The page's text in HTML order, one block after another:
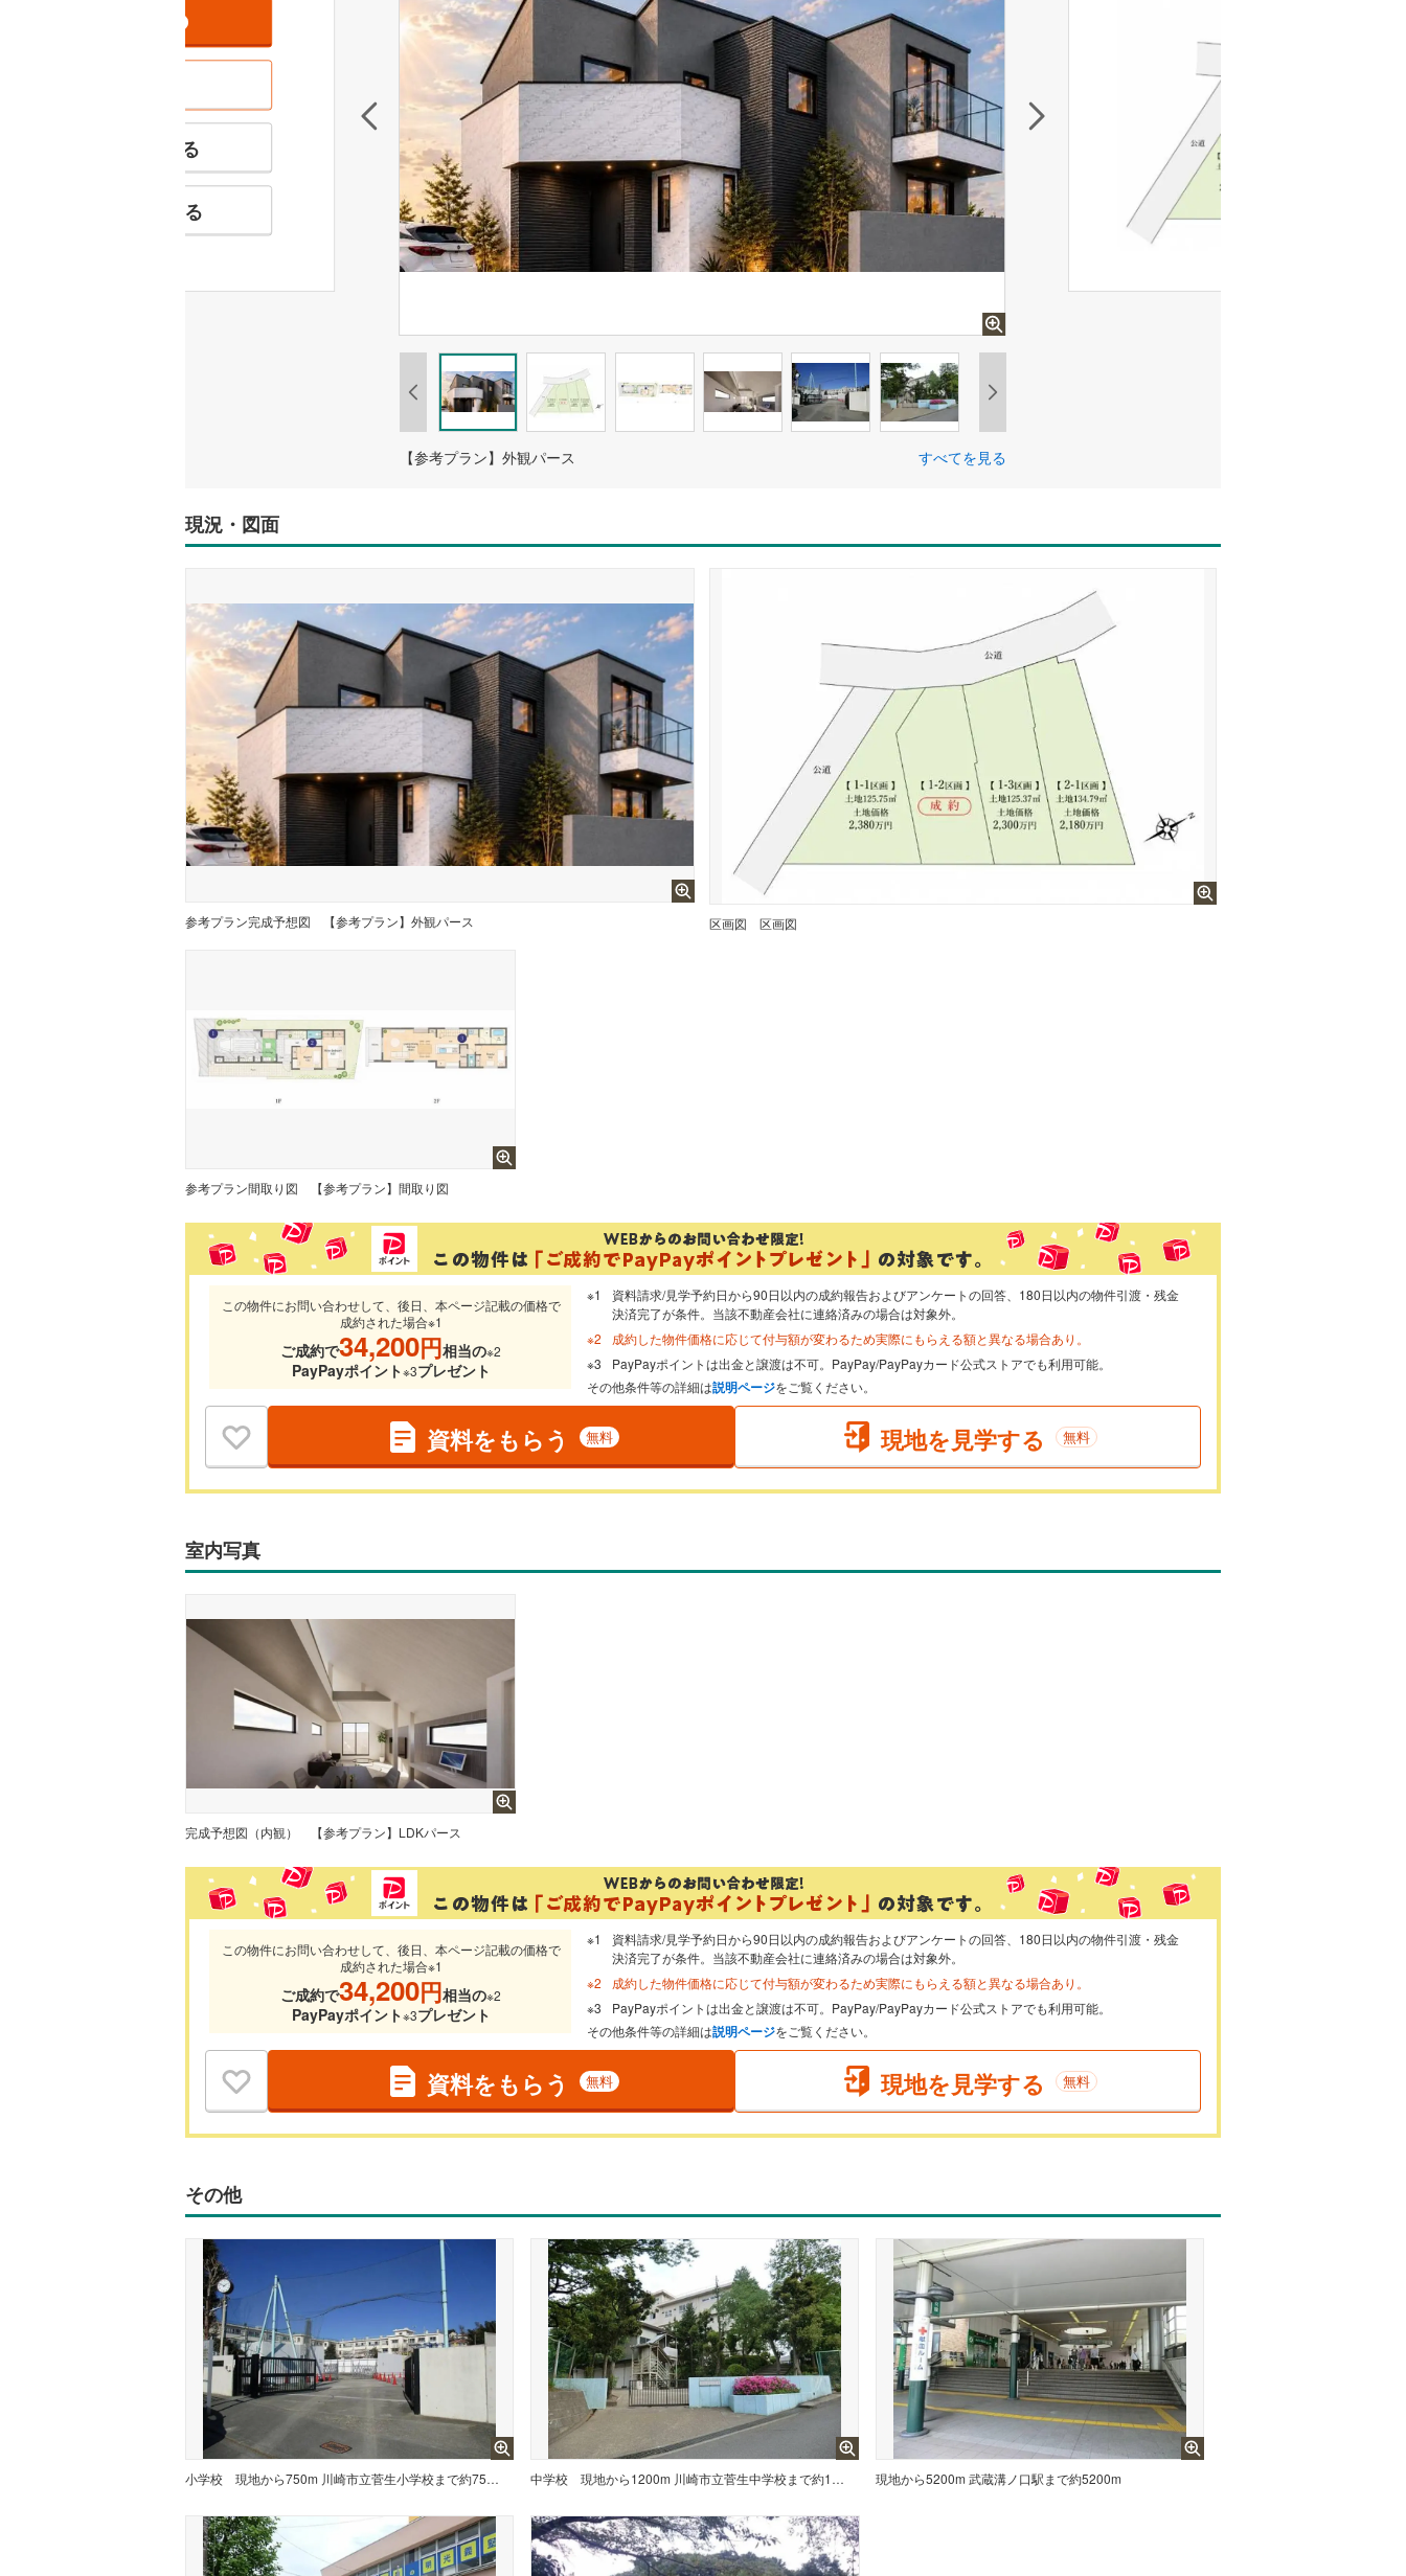
特徴の似た物件を見る
お気に入りに追加する
【参考プラン】外観パース すべてを見る
現況・図面
参考プラン完成予想図 【参考プラン】外観パース 区画図 区画図
参考プラン間取り図 【参考プラン】間取り図
この物件にお問い合わせして、後日、本ページ記載の価格で
成約された場合※1
ご成約で34,200円相当の※2
PayPayポイント※3プレゼント
資料請求/見学予約日から90日以内の成約報告およびアンケートの回答、180日以内の物件引渡・残金
決済完了が条件。当該不動産会社に連絡済みの場合は対象外。
成約した物件価格に応じて付与額が変わるため実際にもらえる額と異なる場合あり。
PayPayポイントは出金と譲渡は不可。PayPay/PayPayカード公式ストアでも利用可能。
その他条件等の詳細は説明ページをご覧ください。
資料をもらう 無料 現地を見学する 無料
室内写真
完成予想図（内観） 【参考プラン】LDKパース
この物件にお問い合わせして、後日、本ページ記載の価格で
成約された場合※1
ご成約で34,200円相当の※2
PayPayポイント※3プレゼント
資料請求/見学予約日から90日以内の成約報告およびアンケートの回答、180日以内の物件引渡・残金
決済完了が条件。当該不動産会社に連絡済みの場合は対象外。
成約した物件価格に応じて付与額が変わるため実際にもらえる額と異なる場合あり。
PayPayポイントは出金と譲渡は不可。PayPay/PayPayカード公式ストアでも利用可能。
その他条件等の詳細は説明ページをご覧ください。
資料をもらう 無料 現地を見学する 無料
その他
小学校 現地から750m 川崎市立菅生小学校まで約750m 中学校 現地から1200m 川崎市立菅生中学校まで約1200m 現地から5200m 武蔵溝ノ口駅まで約5200m